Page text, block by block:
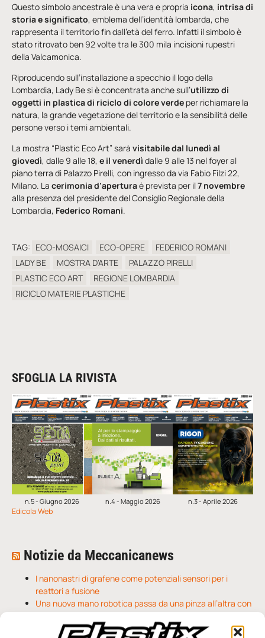
Questo simbolo ancestrale è una vera e propria icona, intrisa di
storia e significato, emblema dell’identità lombarda, che
rappresenta il territorio fin dall’età del ferro. Infatti il simbolo è
stato ritrovato ben 92 volte tra le 300 mila incisioni rupestri
della Valcamonica.
Riproducendo sull’installazione a specchio il logo della
Lombardia, Lady Be si è concentrata anche sull’utilizzo di
oggetti in plastica di riciclo di colore verde per richiamare la
natura, la grande vegetazione del territorio e la sensibilità delle
persone verso i temi ambientali.
La mostra “Plastic Eco Art” sarà visitabile dal lunedì al
giovedì, dalle 9 alle 18, e il venerdì dalle 9 alle 13 nel foyer al
piano terra di Palazzo Pirelli, con ingresso da via Fabio Filzi 22,
Milano. La cerimonia d’aperturaè prevista per il7 novembre
alla presenza del presidente del Consiglio Regionale della
Lombardia, Federico Romani.
TAG: ECO-MOSAICI ECO-OPERE
FEDERICO ROMANI
LADY BE
MOSTRA D'ARTE
PALAZZO PIRELLI
PLASTIC ECO ART
REGIONE LOMBARDIA
RICICLO MATERIE PLASTICHE
SFOGLIA LA RIVISTA
n.5 - Giugno 2026 n.4 - Maggio 2026 n.3 - Aprile 2026
Edicola Web
Notizie da Meccanicanews
I nanonastri di grafene come potenziali sensori per i
reattori a fusione
Una nuova mano robotica passa da una pinza all’altra con
O-Ring, tecnica e applicazioni